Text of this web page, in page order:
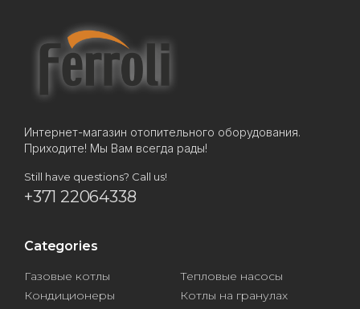
Интернет-магазин отопительного оборудования.
Приходите! Мы Вам всегда рады!
Still have questions? Call us!
+371 22064338
Categories
Газовые котлы
Тепловые насосы
Кондиционеры
Котлы на гранулах